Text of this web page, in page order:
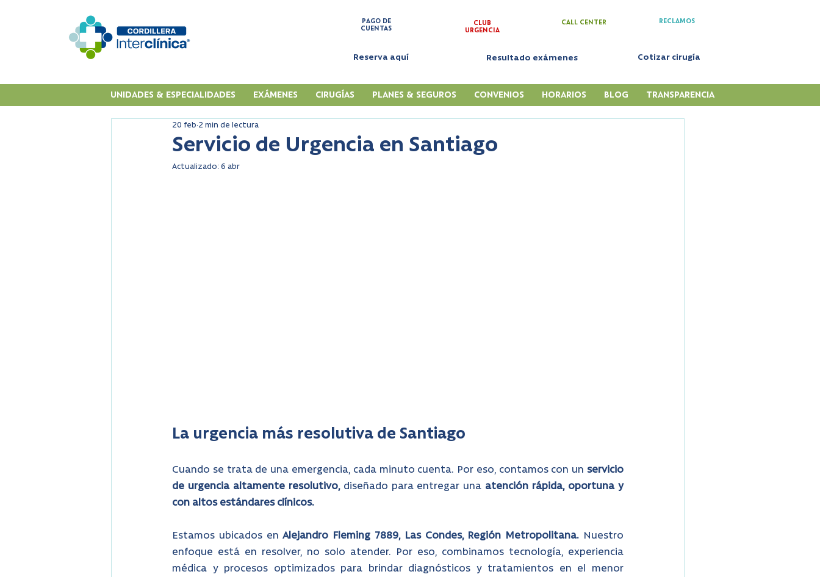
PAGO DE
CUENTAS
Reserva aquí
CLUB
URGENCIA
CALL CENTER RECLAMOS
Resultado exámenes Cotizar cirugía
UNIDADES & ESPECIALIDADES EXÁMENES CIRUGÍAS PLANES & SEGUROS CONVENIOS HORARIOS BLOG TRANSPARENCIA
Servicio de Urgencia en Santiago
20 feb 2 min de lectura
Actualizado: 6 abr
La urgencia más resolutiva de Santiago
Cuando se trata de una emergencia, cada minuto cuenta. Por eso, contamos con un servicio
de urgencia altamente resolutivo, diseñado para entregar una atención rápida, oportuna y
con altos estándares clínicos.
Estamos ubicados en Alejandro Fleming 7889, Las Condes, Región Metropolitana.
Nuestro
enfoque está en resolver, no solo atender. Por eso, combinamos tecnología, experiencia
médica y procesos optimizados para brindar diagnósticos y tratamientos en el menor